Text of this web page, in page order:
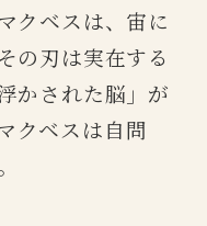
クベスは、宙に
の刃は実在する
かされた脳」が
クベスは自問